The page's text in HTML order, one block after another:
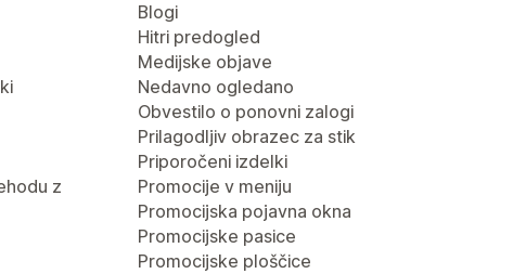
z
Blogi
Hitri predogled
Medijske objave
Nedavno ogledano
Obvestilo o ponovni zalogi
Prilagodljiv obrazec za stik
Priporočeni izdelki
Promocije v meniju
Promocijska pojavna okna
Promocijske pasice
Promocijske ploščice